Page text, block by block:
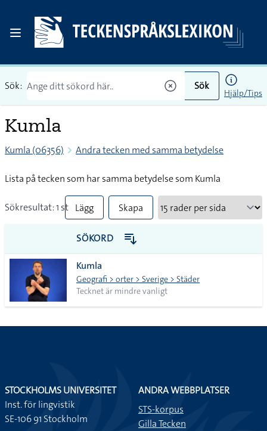
Sök: Sök
Hjälp/Tips
Kumla
Kumla (06356) Andra tecken med samma betydelse
Lista på tecken som har samma betydelse som Kumla
Sökresultat: 1 st Lägg
till
alla i
lista
Skapa
PDF
SÖKORD
Kumla
Geografi > orter > Sverige > Städer
Tecknet är mindre vanligt
STOCKHOLMS UNIVERSITET
Inst. för lingvistik
SE-106 91 Stockholm
ANDRA WEBBPLATSER
STS-korpus
Gilla Tecken